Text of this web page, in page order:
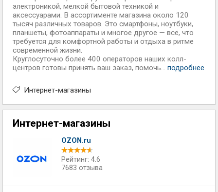
электроникой, мелкой бытовой техникой и
аксессуарами. В ассортименте магазина около 120
тысяч различных товаров. Это смартфоны, ноутбуки,
планшеты, фотоаппараты и многое другое — всё, что
требуется для комфортной работы и отдыха в ритме
современной жизни.
Круглосуточно более 400 операторов наших колл-
центров готовы принять ваш заказ, помочь... подробнее
Интернет-магазины
Интернет-магазины
OZON.ru
Рейтинг: 4.6
7683 отзыва